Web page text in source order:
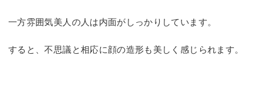
一方雰囲気美人の人は内面がしっかりしています。
すると、不思議と相応に顔の造形も美しく感じられます。